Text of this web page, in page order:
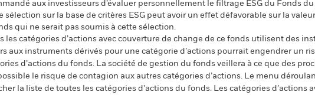
aux investisseurs d’évaluer personnellement le filtrage ESG du Fonds
sélection sur la base de critères ESG peut avoir un effet défavorable sur la
qui ne serait pas soumis à cette sélection.
les catégories d’actions avec couverture de change de ce fonds utilisent des
aux instruments dérivés pour une catégorie d’actions pourrait engendrer un
d’actions du fonds. La société de gestion du fonds veillera à ce que des
le risque de contagion aux autres catégories d’actions. Le menu
la liste de toutes les catégories d’actions du fonds. Les catégories